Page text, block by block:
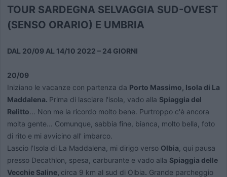
TOUR SARDEGNA SELVAGGIA SUD-OVEST
(SENSO ORARIO) E UMBRIA
DAL 20/09 AL 14/10 2022 – 24 GIORNI
20/09
Iniziano le vacanze con partenza da Porto Massimo, Isola di La
Maddalena. Prima di lasciare l'isola, vado alla Spiaggia del
Relitto... Non me la ricordo molto bene. Purtroppo c'è ancora
molta gente... Comunque, sabbia fine, bianca, molto bella, foto
di rito e mi avvicino all' imbarco.
Lascio l'Isola di La Maddalena, mi dirigo verso Olbia , qui pausa
presso Decathlon, spesa, carburante e vado alla Spiaggia delle
Vecchie Saline, circa 9 km al sud di Olbia. Grande parcheggio